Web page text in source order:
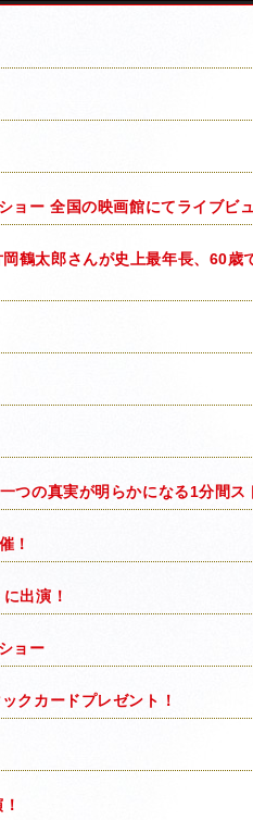
ー 全国の映画館にてライブビ
鶴太郎さんが史上最年長、60歳
つの真実が明らかになる1分間ス
！
出演！
ョー
クカードプレゼント！